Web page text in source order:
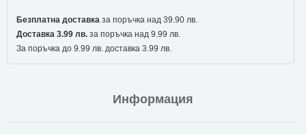
Безплатна доставказа поръчка над 39.90 лв.
Доставка 3.99 лв.за поръчка над 9.99 лв.
За поръчка до 9.99 лв. доставка 3.99 лв.
Информация